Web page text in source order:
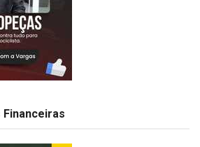
Financeiras